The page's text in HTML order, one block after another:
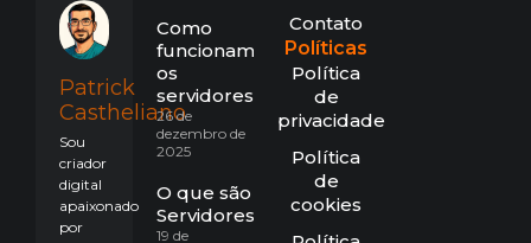
Patrick
Castheliano
Sou
criador
digital
apaixonado
por
Como
funcionam
os
servidores?
26 de
dezembro de
2025
O que são
Servidores?
19 de
Contato
Políticas
Política
de
privacidade
Política
de
cookies